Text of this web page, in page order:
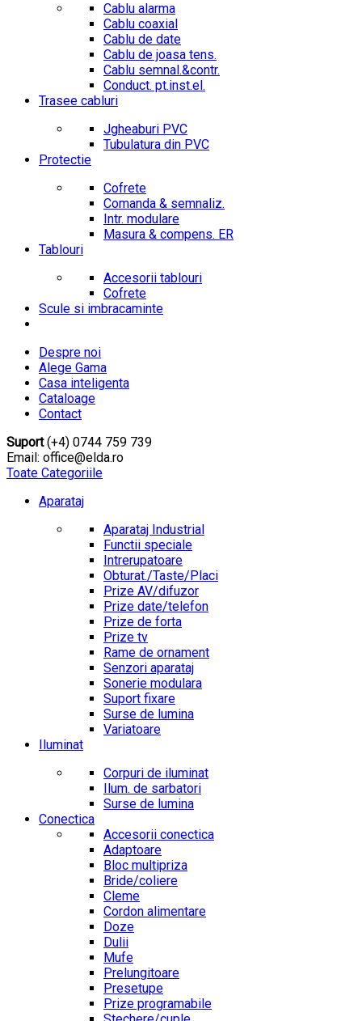
Cablu alarma
Cablu coaxial
Cablu de date
Cablu de joasa tens.
Cablu semnal.&contr.
Conduct. pt.inst.el.
Trasee cabluri
Jgheaburi PVC
Tubulatura din PVC
Protectie
Cofrete
Comanda & semnaliz.
Intr. modulare
Masura & compens. ER
Tablouri
Accesorii tablouri
Cofrete
Scule si imbracaminte
Despre noi
Alege Gama
Casa inteligenta
Cataloage
Contact
Suport(+4) 0744 759 739
Email: office@elda.ro
Toate Categoriile
Aparataj
Aparataj Industrial
Functii speciale
Intrerupatoare
Obturat./Taste/Placi
Prize AV/difuzor
Prize date/telefon
Prize de forta
Prize tv
Rame de ornament
Senzori aparataj
Sonerie modulara
Suport fixare
Surse de lumina
Variatoare
Iluminat
Corpuri de iluminat
Ilum. de sarbatori
Surse de lumina
Conectica
Accesorii conectica
Adaptoare
Bloc multipriza
Bride/coliere
Cleme
Cordon alimentare
Doze
Dulii
Mufe
Prelungitoare
Presetupe
Prize programabile